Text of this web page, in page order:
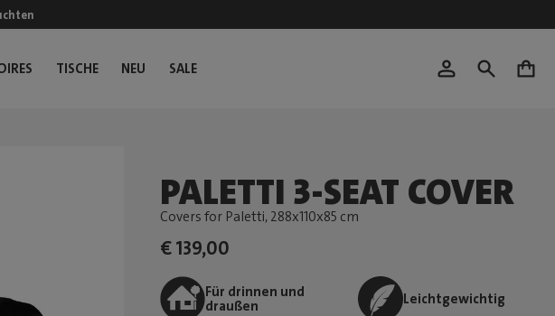
TISCHE NEU SALE 0
PALETTI 3-SEAT COVER
Covers for Paletti, 288x110x85 cm
€ 139,00
Für drinnen und
draußen
Leichtgewichtig